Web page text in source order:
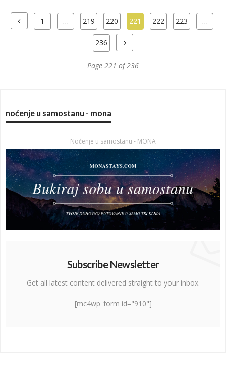
1 … 219 220 221 222 223 …
236
Page 221 of 236
noćenje u samostanu - mona
Noćenje u samostanu - MONA
Subscribe Newsletter
Get all latest content delivered straight to your inbox.
[mc4wp_form id="910"]